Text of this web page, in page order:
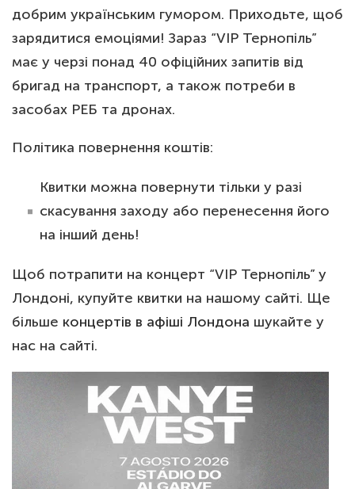
добрим українським гумором. Приходьте, щоб
зарядитися емоціями! Зараз “VIP Тернопіль”
має у черзі понад 40 офіційних запитів від
бригад на транспорт, а також потреби в
засобах РЕБ та дронах.
Політика повернення коштів:
Квитки можна повернути тільки у разі
скасування заходу або перенесення його
на інший день!
Щоб потрапити на концерт “VIP Тернопіль” у
Лондоні, купуйте квитки на нашому сайті. Ще
більше концертів в афіші Лондона шукайте у
нас на сайті.